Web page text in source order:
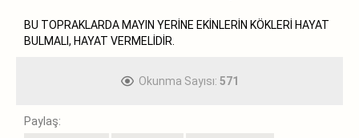
BU TOPRAKLARDA MAYIN YERİNE EKİNLERİN KÖKLERİ HAYAT
BULMALI, HAYAT VERMELİDİR.
Okunma Sayısı: 571
Paylaş: